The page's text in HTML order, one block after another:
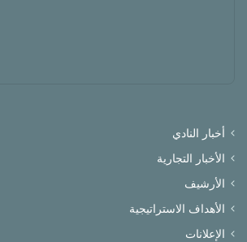
أخبار النادي
الأخبار التجارية
الأرشيف
الأهداف الاستراتيجية
الإعلانات